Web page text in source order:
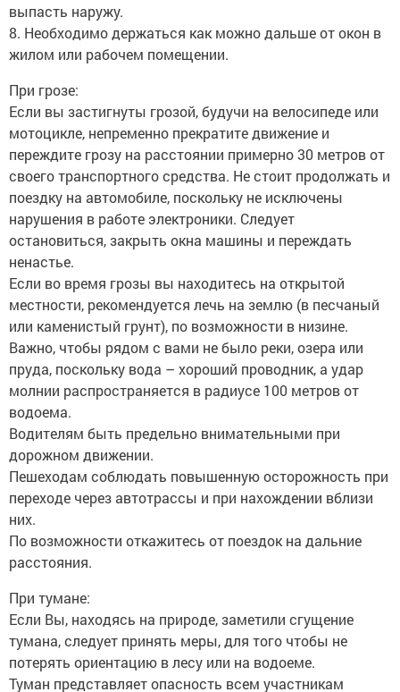
выпасть наружу.
8. Необходимо держаться как можно дальше от окон в
жилом или рабочем помещении.
При грозе:
Если вы застигнуты грозой, будучи на велосипеде или
мотоцикле, непременно прекратите движение и
переждите грозу на расстоянии примерно 30 метров от
своего транспортного средства. Не стоит продолжать и
поездку на автомобиле, поскольку не исключены
нарушения в работе электроники. Следует
остановиться, закрыть окна машины и переждать
ненастье.
Если во время грозы вы находитесь на открытой
местности, рекомендуется лечь на землю (в песчаный
или каменистый грунт), по возможности в низине.
Важно, чтобы рядом с вами не было реки, озера или
пруда, поскольку вода – хороший проводник, а удар
молнии распространяется в радиусе 100 метров от
водоема.
Водителям быть предельно внимательными при
дорожном движении.
Пешеходам соблюдать повышенную осторожность при
переходе через автотрассы и при нахождении вблизи
них.
По возможности откажитесь от поездок на дальние
расстояния.
При тумане:
Если Вы, находясь на природе, заметили сгущение
тумана, следует принять меры, для того чтобы не
потерять ориентацию в лесу или на водоеме.
Туман представляет опасность всем участникам